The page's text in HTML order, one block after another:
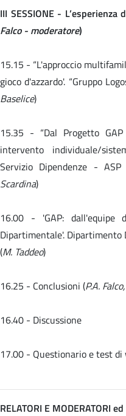
III SESSIONE -
Falco - moderatore)
15.15 - “L'approccio
gioco d'azzardo'. “Gruppo
Baselice)
15.35 - “Dal Progetto
intervento individuale/
Servizio Dipendenze -
Scardina)
16.00 - 'GAP: dall'equipe
Dipartimentale'. Dipartimento
(M. Taddeo)
16.25 - Conclusioni (P.A.
16.40 - Discussione
17.00 - Questionario e test di
RELATORI E MODERATORI